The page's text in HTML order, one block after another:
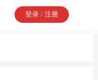
登录 / 注册